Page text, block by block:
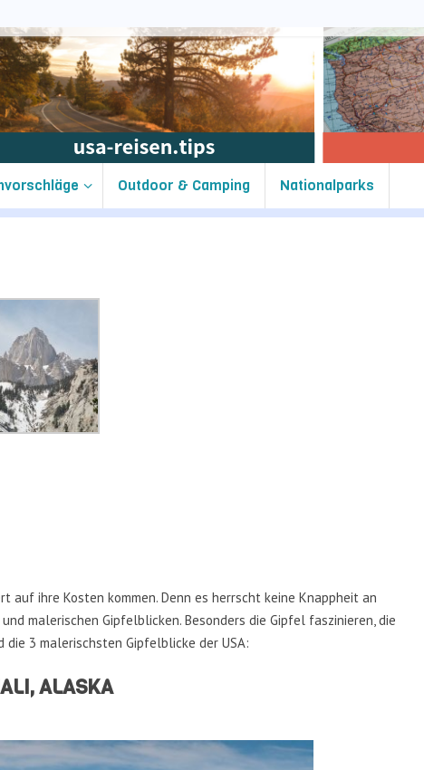
Outdoor & Camping Nationalparks
auf ihre Kosten kommen. Denn es herrscht keine Knappheit an
malerischen Gipfelblicken. Besonders die Gipfel faszinieren, die
3 malerischsten Gipfelblicke der USA:
ALASKA